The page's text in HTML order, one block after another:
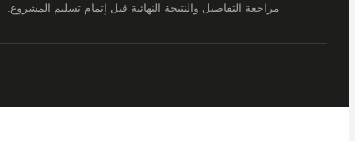
مراجعة التفاصيل والنتيجة النهائية قبل إتمام تسليم المشروع.